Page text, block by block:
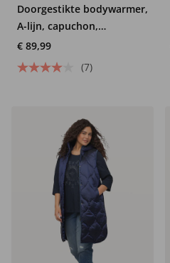
Doorgestikte bodywarmer,
A-lijn, capuchon,
opstaande kraag,
gerecycled
€ 89,99
(7)